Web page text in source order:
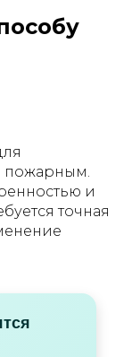
пожарным.
и
точная